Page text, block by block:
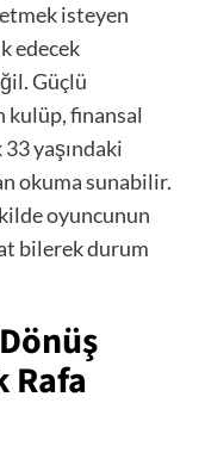
isteyen
edecek
Güçlü
kulüp, finansal
yaşındaki
okuma sunabilir.
oyuncunun
bilerek durum
Rafa